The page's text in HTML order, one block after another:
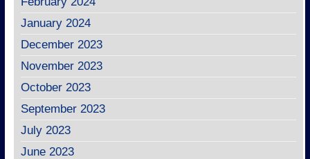
January 2024
December 2023
November 2023
October 2023
September 2023
July 2023
June 2023